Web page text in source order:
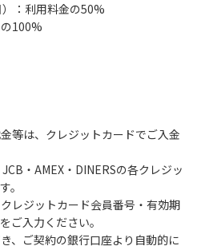
に分けて行います。（ご希望の
プレーを設置。
チェックの徹底。
しております。
させていただく場合がございま
は冷えます。服装は１枚多めに
：利用料金の50%
100%
等は、クレジットカードでご入金
・AMEX・DINERSの各クレジッ
。
レジットカード会員番号・有効期
ご入力ください。
、ご契約の銀行口座より自動的に